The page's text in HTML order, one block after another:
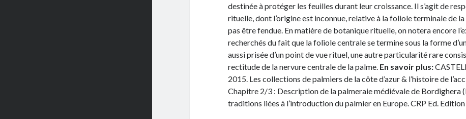
destinée à protéger les feuilles durant leur croissance. Il s’agit de
rituelle, dont l’origine est inconnue, relative à la foliole terminale de
pas être fendue. En matière de botanique rituelle, on notera encore
recherchés du fait que la foliole centrale se termine sous la forme
aussi prisée d’un point de vue rituel, une autre particularité rare
rectitude de la nervure centrale de la palme. En savoir plus:
2015. Les collections de palmiers de la côte d’azur & l’histoire de
Chapitre 2/3 : Description de la palmeraie médiévale de Bordighera
traditions liées à l’introduction du palmier en Europe. CRP Ed. Edition